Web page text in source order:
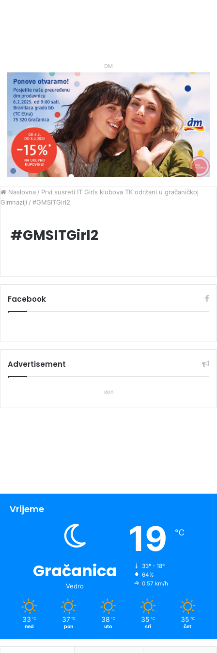
DM
Naslovna / Prvi susreti IT Girls klubova TK održani u gračaničkoj
Gimnaziji / #GMSITGirl2
#GMSITGirl2
Facebook
Advertisement
eon
Vrijeme
Gračanica
Vedro
19 ℃
33º - 18º
64%
0.57 km/h
33 ℃
ned
37 ℃
pon
38 ℃
uto
35 ℃
sri
35 ℃
čet